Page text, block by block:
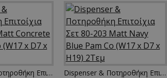
Dispenser & Ποτηροθήκη Επιτοίχια Σετ 80-163 Matt Concrete Grey Pam Co (W17 x D7 x H19) 2Τεμ Dispenser & Ποτηροθήκη Επιτοίχια Σετ 80-203 Matt Navy Blue Pam Co (W17 x D7 x H19) 2Τεμ